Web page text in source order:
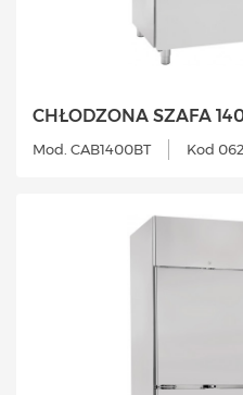
CHŁODZONA SZAFA
Mod. CAB1400BT Kod